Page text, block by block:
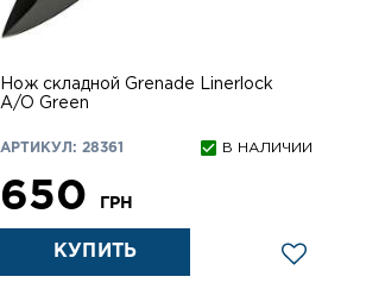
Нож складной Grenade Linerlock
A/O Green
АРТИКУЛ: 28361 В НАЛИЧИИ
650 ГРН
КУПИТЬ